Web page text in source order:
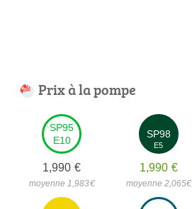
Prix à la pompe
SP95
E10
1,990 €
moyenne 1,983€
SP98
E5
1,990 €
moyenne 2,065€